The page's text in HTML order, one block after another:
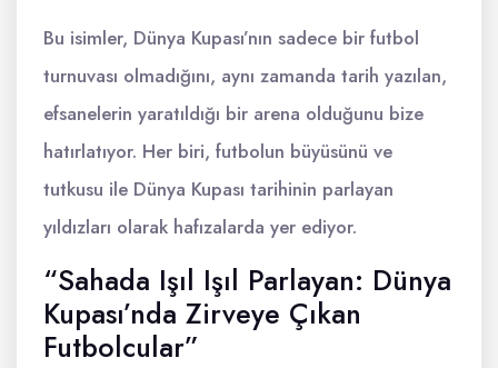
Bu isimler, Dünya Kupası’nın sadece bir futbol
turnuvası olmadığını, aynı zamanda tarih yazılan,
efsanelerin yaratıldığı bir arena olduğunu bize
hatırlatıyor. Her biri, futbolun büyüsünü ve
tutkusu ile Dünya Kupası tarihinin parlayan
yıldızları olarak hafızalarda yer ediyor.
“Sahada Işıl Işıl Parlayan: Dünya
Kupası’nda Zirveye Çıkan
Futbolcular”